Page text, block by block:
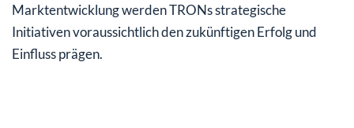
Marktentwicklung werden TRONs strategische
Initiativen voraussichtlich den zukünftigen Erfolg und
Einfluss prägen.